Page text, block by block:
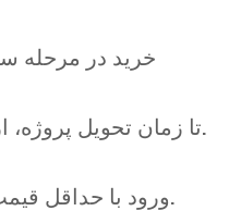
خرید در مرحله
تا زمان تحویل پروژه، ارزش ملک افزایش می‌یابد.
ورود با حداقل قیمت — خروج با حداکثر قیمت.